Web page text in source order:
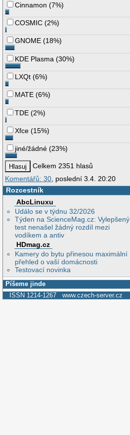
Cinnamon (7%)
COSMIC (2%)
GNOME (18%)
KDE Plasma (30%)
LXQt (6%)
MATE (6%)
TDE (2%)
Xfce (15%)
jiné/žádné (23%)
Celkem 2351 hlasů
Komentářů: 30 , poslední 3.4. 20:20
Rozcestník
AbcLinuxu
Událo se v týdnu 32/2026
Týden na ScienceMag.cz: Vylepšený
test nenašel žádný rozdíl mezi
vodíkem a antiv
HDmag.cz
Kamery do bytu přinesou maximální
přehled o vaší domácnosti
Testovací novinka
Píšeme jinde
ISSN 1214-1267 www.czech-server.cz